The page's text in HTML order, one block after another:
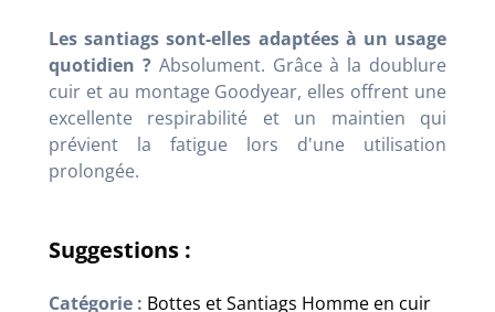
Les santiags sont-elles adaptées à un usage
quotidien ?Absolument. Grâce à la doublure
cuir et au montage Goodyear, elles offrent une
excellente respirabilité et un maintien qui
prévient la fatigue lors d'une utilisation
prolongée.
Suggestions :
Catégorie : Bottes et Santiags Homme en cuir